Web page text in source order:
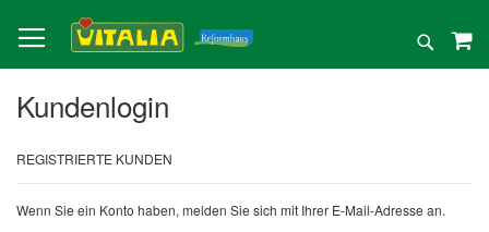
zum
Inhalt
Suche
Kundenlogin
REGISTRIERTE KUNDEN
Wenn Sie ein Konto haben, melden Sie sich mit Ihrer E-Mail-Adresse an.